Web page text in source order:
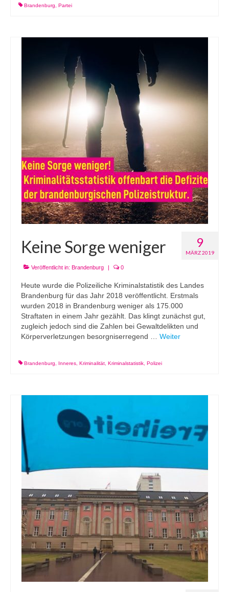
Brandenburg Partei
9
MÄRZ 2019
Keine Sorge weniger
Veröffentlicht in: Brandenburg | 0
Heute wurde die Polizeiliche Kriminalstatistik des Landes
Brandenburg für das Jahr 2018 veröffentlicht. Erstmals
wurden 2018 in Brandenburg weniger als 175.000
Straftaten in einem Jahr gezählt. Das klingt zunächst gut,
zugleich jedoch sind die Zahlen bei Gewaltdelikten und
Körperverletzungen besorgniserregend … Weiter
Brandenburg Inneres Kriminalität Kriminalstatistik Polizei